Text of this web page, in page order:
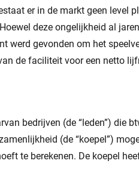
er in de markt geen level
deze ongelijkheid al
werd gevonden om het
de faciliteit voor een netto
bedrijven (de “leden”) die
(de “koepel”)
te berekenen. De koepel